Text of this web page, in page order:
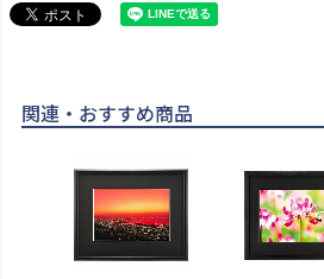
関連・おすすめ商品